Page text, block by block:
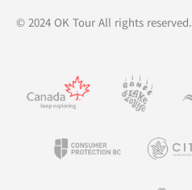
© 2024 OK Tour All rights reserved.